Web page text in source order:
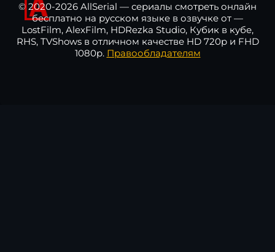
© 2020-2026 AllSerial — сериалы смотреть онлайн
бесплатно на русском языке в озвучке от —
LostFilm, AlexFilm, HDRezka Studio, Кубик в кубе,
RHS, TVShows в отличном качестве HD 720p и FHD
1080p. Правообладателям